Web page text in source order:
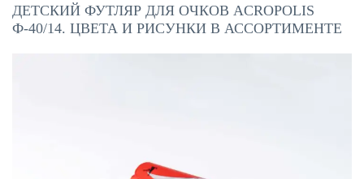
ДЕТСКИЙ ФУТЛЯР ДЛЯ ОЧКОВ ACROPOLIS
Ф-40/14. ЦВЕТА И РИСУНКИ В АССОРТИМЕНТЕ